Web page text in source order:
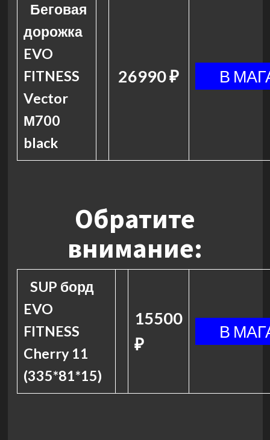
Беговая
дорожка
EVO
FITNESS
Vector
М700
black
26990 ₽
Обратите
внимание:
SUP борд
EVO
FITNESS
Cherry 11
(335*81*15)
15500
₽